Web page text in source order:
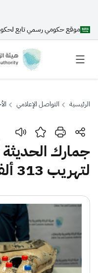
موقع حكومي رسمي تابع
بحث
بحث بحث AI
اقتراحات
الزكاة الجمارك
الإقرار الضريبي
الرئيسية التواصل الإعلامي
لتهريب 313 ألف حبة كبتاجون